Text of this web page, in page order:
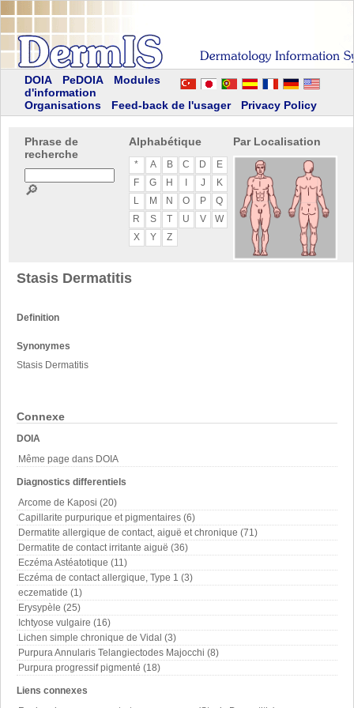
DOIA PeDOIA
Modules
d'information
Organisations
Feed-back de l'usager Privacy Policy
Phrase de
recherche
🔎
Alphabétique
* A B C D
E
F
G H J
K
L
M N O P
Q
R
S T U V
W
X
Y Z
Par Localisation
Connexe
DOIA
Même page dans DOIA
Diagnostics differentiels
Arcome de Kaposi (20)
Capillarite purpurique et pigmentaires (6)
Dermatite allergique de contact, aiguë et chronique (71)
Dermatite de contact irritante aiguë (36)
Eczéma Astéatotique (11)
Eczéma de contact allergique, Type 1 (3)
eczematide (1)
Erysypèle (25)
Ichtyose vulgaire (16)
Lichen simple chronique de Vidal (3)
Purpura Annularis Telangiectodes Majocchi (8)
Purpura progressif pigmenté (18)
Liens connexes
Stasis Dermatitis
Definition
Synonymes
Stasis Dermatitis